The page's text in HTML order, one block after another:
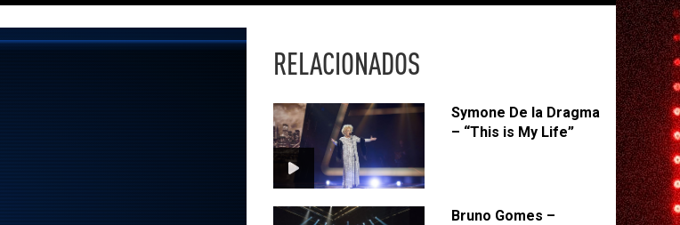
RELACIONADOS
Symone De la Dragma
– “This is My Life”
Bruno Gomes –